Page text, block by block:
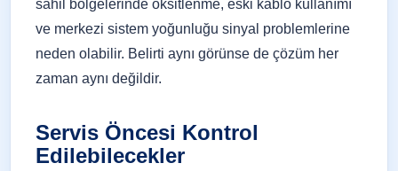
sahil bölgelerinde oksitlenme, eski kablo kullanımı
ve merkezi sistem yoğunluğu sinyal problemlerine
neden olabilir. Belirti aynı görünse de çözüm her
zaman aynı değildir.
Servis Öncesi Kontrol
Edilebilecekler